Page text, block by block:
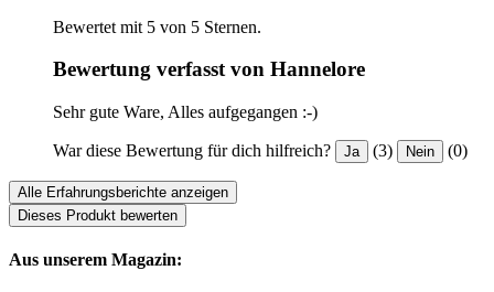
Bewertet mit 5 von 5 Sternen.
Bewertung verfasst von Hannelore
Sehr gute Ware, Alles aufgegangen :-)
War diese Bewertung für dich hilfreich? Ja (3) Nein (0)
Alle Erfahrungsberichte anzeigen
Dieses Produkt bewerten
Aus unserem Magazin: